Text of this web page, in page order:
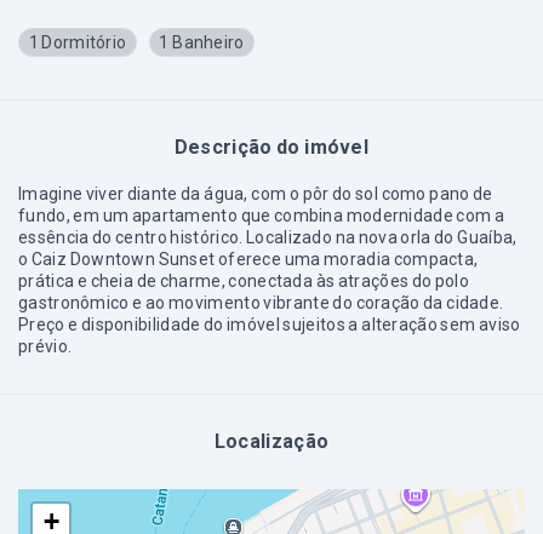
1 Dormitório 1 Banheiro
Descrição do imóvel
Imagine viver diante da água, com o pôr do sol como pano de
fundo, em um apartamento que combina modernidade com a
essência do centro histórico. Localizado na nova orla do Guaíba,
o Caiz Downtown Sunset oferece uma moradia compacta,
prática e cheia de charme, conectada às atrações do polo
gastronômico e ao movimento vibrante do coração da cidade.
Preço e disponibilidade do imóvel sujeitos a alteração sem aviso
prévio.
Localização
+